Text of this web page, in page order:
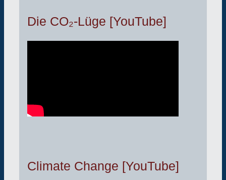
Die CO₂-Lüge [YouTube]
Climate Change [YouTube]